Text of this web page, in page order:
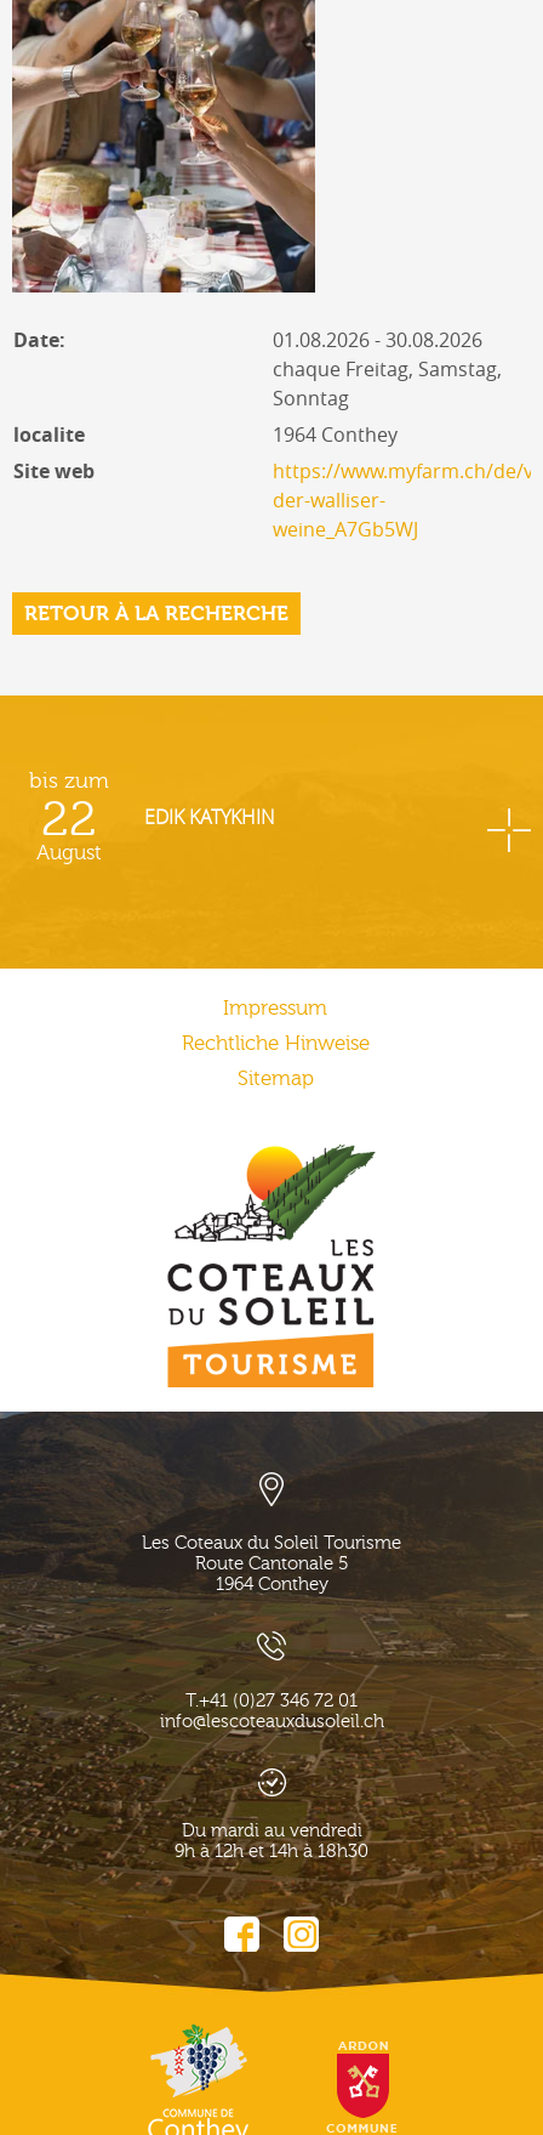
Date:
01.08.2026 - 30.08.2026
chaque Freitag, Samstag,
Sonntag
localite
1964 Conthey
Site web
https://www.myfarm.ch/de/
der-walliser-
weine_A7Gb5WJ
RETOUR À LA RECHERCHE
bis zum
22
August
EDIK KATYKHIN
Impressum
Rechtliche Hinweise
Sitemap
Les Coteaux du Soleil Tourisme
Route Cantonale 5
1964 Conthey
T.+41 (0)27 346 72 01
info@lescoteauxdusoleil.ch
Du mardi au vendredi
9h à 12h et 14h à 18h30